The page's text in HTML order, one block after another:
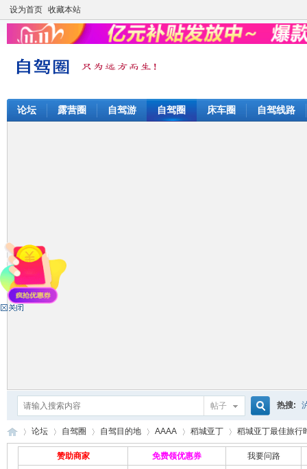
设为首页 收藏本站
论坛 露营圈 自驾游 自驾圈 床车圈 自驾线路
帖子
搜
热搜:
论坛 自驾圈 自驾目的地 AAAA 稻城亚丁 稻城亚丁最佳旅行
赞助商家 免费领优惠券
我要问路